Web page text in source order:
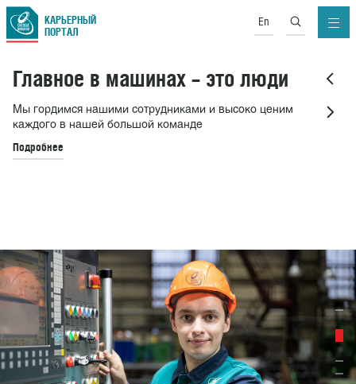
КАРЬЕРНЫЙ
ПОРТАЛ
En
Главное в машинах – это люди
Мы гордимся нашими сотрудниками и высоко ценим
каждого в нашей большой команде
Подробнее